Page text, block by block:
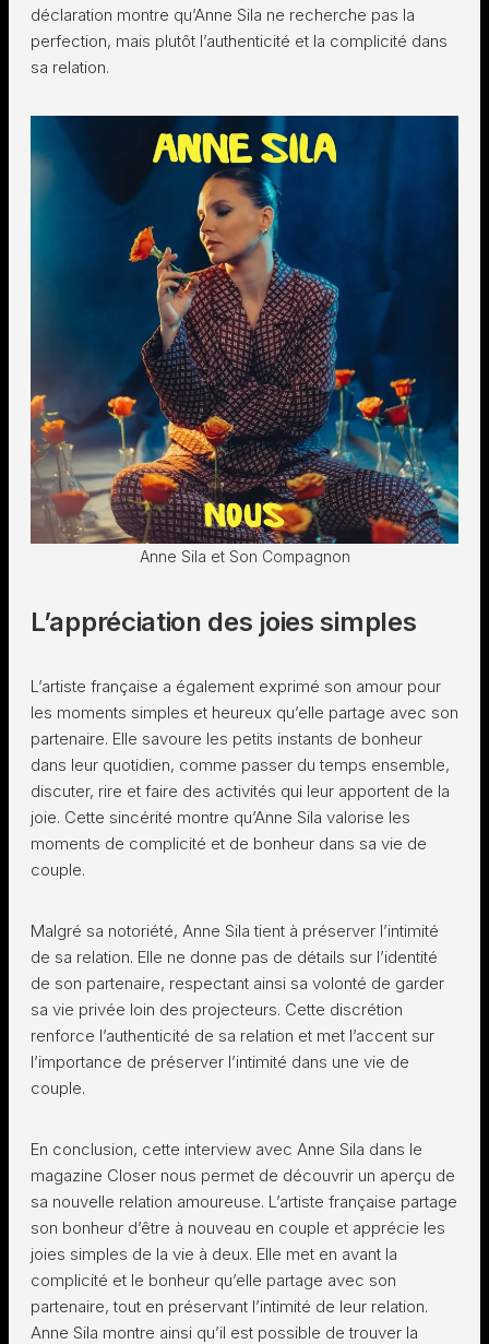
déclaration montre qu’Anne Sila ne recherche pas la
perfection, mais plutôt l’authenticité et la complicité dans
sa relation.
Anne Sila et Son Compagnon
L’appréciation des joies simples
L’artiste française a également exprimé son amour pour
les moments simples et heureux qu’elle partage avec son
partenaire. Elle savoure les petits instants de bonheur
dans leur quotidien, comme passer du temps ensemble,
discuter, rire et faire des activités qui leur apportent de la
joie. Cette sincérité montre qu’Anne Sila valorise les
moments de complicité et de bonheur dans sa vie de
couple.
Malgré sa notoriété, Anne Sila tient à préserver l’intimité
de sa relation. Elle ne donne pas de détails sur l’identité
de son partenaire, respectant ainsi sa volonté de garder
sa vie privée loin des projecteurs. Cette discrétion
renforce l’authenticité de sa relation et met l’accent sur
l’importance de préserver l’intimité dans une vie de
couple.
En conclusion, cette interview avec Anne Sila dans le
magazine Closer nous permet de découvrir un aperçu de
sa nouvelle relation amoureuse. L’artiste française partage
son bonheur d’être à nouveau en couple et apprécie les
joies simples de la vie à deux. Elle met en avant la
complicité et le bonheur qu’elle partage avec son
partenaire, tout en préservant l’intimité de leur relation.
Anne Sila montre ainsi qu’il est possible de trouver la